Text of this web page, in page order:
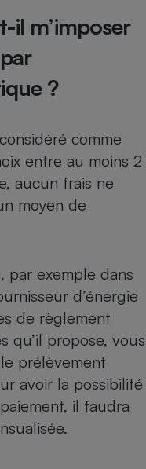
il m’imposer
?
comme
entre au moins 2
aucun frais ne
moyen de
par exemple dans
d’énergie
de règlement
qu’il propose, vous
prélèvement
avoir la possibilité
il faudra